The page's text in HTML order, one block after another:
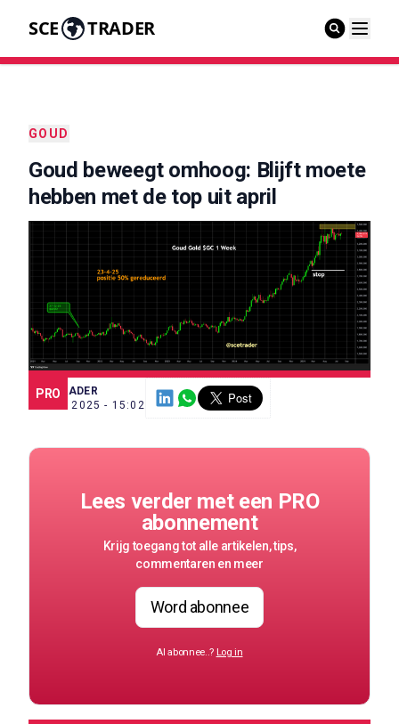
SCE TRADER
GOUD
Goud beweegt omhoog: Blijft moete
hebben met de top uit april
PRO
SCE TRADER
5 AUG. 2025 - 15:02
Lees verder met een PRO
abonnement
Krijg toegang tot alle artikelen, tips,
commentaren en meer
Word abonnee
Al abonnee..? Log in